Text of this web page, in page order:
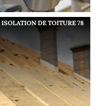
ISOLATION DE TOITURE 78